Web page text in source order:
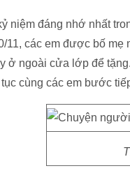
niệm đáng nhớ nhất
11, các em được bố mẹ
ở ngoài cửa lớp để
cùng các em bước